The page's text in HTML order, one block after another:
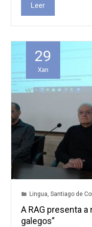
Leer
29
Xan
Lingua,Santiago de
A RAG presenta a
galegos”